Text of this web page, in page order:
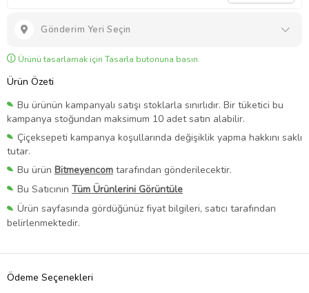
Gönderim Yeri Seçin
Ürünü tasarlamak için Tasarla butonuna basın.
Ürün Özeti
Bu ürünün kampanyalı satışı stoklarla sınırlıdır. Bir tüketici bu
kampanya stoğundan maksimum 10 adet satın alabilir.
Çiçeksepeti kampanya koşullarında değişiklik yapma hakkını saklı
tutar.
Bu ürün Bitmeyencom tarafından gönderilecektir.
Bu Satıcının Tüm Ürünlerini Görüntüle
Ürün sayfasında gördüğünüz fiyat bilgileri, satıcı tarafından
belirlenmektedir.
Ödeme Seçenekleri